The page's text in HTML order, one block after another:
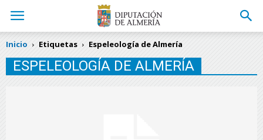
Inicio Etiquetas Espeleología de Almería
ESPELEOLOGÍA DE ALMERÍA